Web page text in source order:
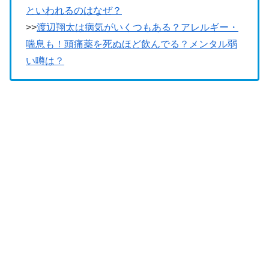
といわれるのはなぜ？
>>渡辺翔太は病気がいくつもある？アレルギー・
喘息も！頭痛薬を死ぬほど飲んでる？メンタル弱
い噂は？